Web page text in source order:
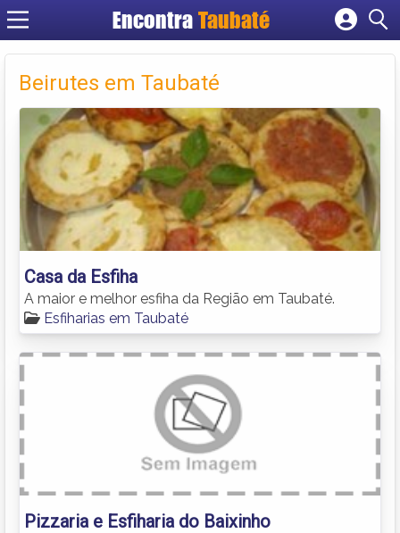
EncontraTaubaté
Cadastrar empresa
Criar conta
Beirutes em Taubaté
Casa da Esfiha
A maior e melhor esfiha da Região em Taubaté.
Esfiharias em Taubaté
Pizzaria e Esfiharia do Baixinho